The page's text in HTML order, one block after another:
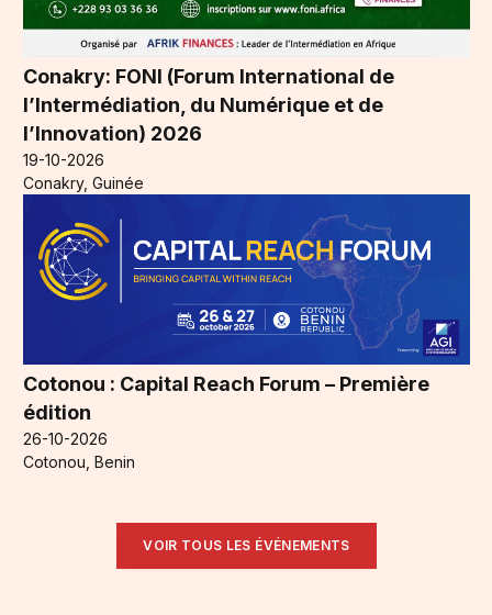
Conakry: FONI (Forum International de
l’Intermédiation, du Numérique et de
l’Innovation) 2026
19-10-2026
Conakry, Guinée
Cotonou : Capital Reach Forum – Première
édition
26-10-2026
Cotonou, Benin
VOIR TOUS LES ÉVÉNEMENTS